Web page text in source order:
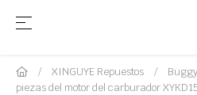
Navegación de palanca
☰
XINGUYE Repuestos
piezas del motor del carburador